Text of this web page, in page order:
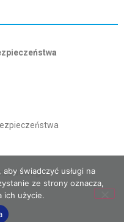
świadczyć usługi na
ze strony oznacza,
ich użycie.